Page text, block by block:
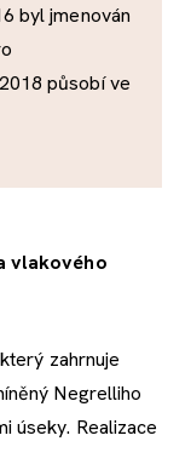
byl jmenován
působí ve
vlakového
zahrnuje
Negrelliho
úseky. Realizace